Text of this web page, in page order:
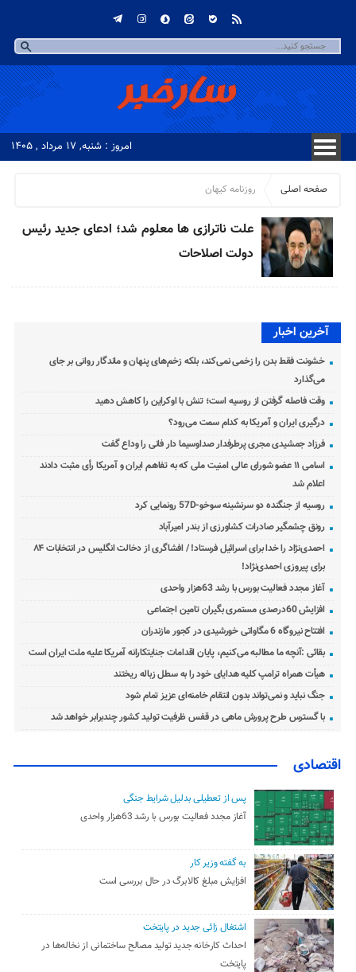
امروز : شنبه, ۱۷ مرداد , ۱۴۰۵
صفحه اصلی روزنامه کیهان
علت ناترازی ها معلوم شد؛ ادعای جدید رئيس
دولت اصلاحات
آخرین اخبار
خشونت فقط بدن را زخمی نمی‌کند، بلکه زخم‌های پنهان و ماندگار روانی بر جای
می‌گذارد
وقت فاصله گرفتن از روسیه است؛ تنش با اوکراین را کاهش دهید
درگیری ایران و آمریکا به کدام سمت می‌رود؟
فرزاد جمشیدی مجری پرطرفدار صداوسیما دار فانی را وداع گفت
اسامی ۱۱ عضو شورای عالی امنیت ملی که به تفاهم ایران و آمریکا رأی مثبت دادند
اعلام شد
روسیه از جنگنده دو سرنشینه سوخو-57D رونمایی کرد
رونق چشمگیر صادرات کشاورزی از بندر امیرآباد
احمدی‌نژاد را خدا برای اسرائیل فرستاد! / افشاگری از دخالت انگلیس در انتخابات ۸۴
برای پیروزی احمدی‌نژاد!
آغاز مجدد فعالیت بورس با رشد 63هزار واحدی
افزایش 60درصدی مستمری بگیران تامین اجتماعی
افتتاح نیروگاه 6 مگاواتی خورشیدی در کجور مازندران
بقائی :آنچه ما مطالبه می‌کنیم، پایان اقدامات جنایتکارانه آمریکا علیه ملت ایران است
هیأت همراه ترامپ کلیه هدایای خود را به سطل زباله ریختند
جنگ نباید و نمی‌تواند بدون انتقام خامنه‌ای عزیز تمام شود
با گسترس طرح پرورش ماهی در قفس ظرفیت تولید کشور چندبرابر خواهد شد
اقتصادی
پس از تعطیلی بدلیل شرایط جنگی
آغاز مجدد فعالیت بورس با رشد 63هزار واحدی
به گفته وزیر کار
افزایش مبلغ کالابرگ در حال بررسی است
اشتغال زائی جدید در پایتخت
احداث کارخانه جدید تولید مصالح ساختمانی از نخاله‌ها در
پایتخت